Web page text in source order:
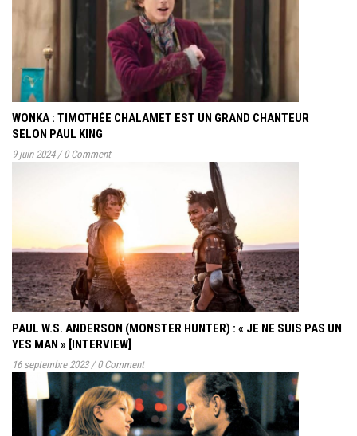
WONKA : TIMOTHÉE CHALAMET EST UN GRAND CHANTEUR
SELON PAUL KING
9 juin 2024 / 0 Comment
PAUL W.S. ANDERSON (MONSTER HUNTER) : « JE NE SUIS PAS UN
YES MAN » [INTERVIEW]
16 septembre 2023 / 0 Comment